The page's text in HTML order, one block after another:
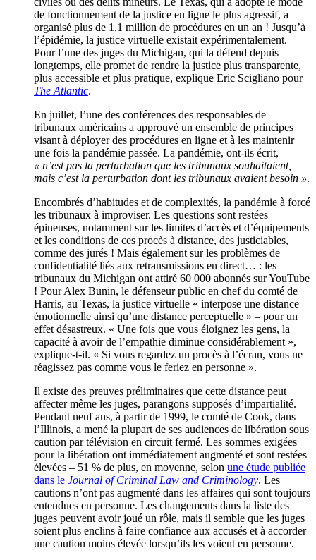
de fonctionnement de la justice en ligne le plus agressif, a
organisé plus de 1,1 million de procédures en un an ! Jusqu’à
l’épidémie, la justice virtuelle existait expérimentalement.
Pour l’une des juges du Michigan, qui la défend depuis
longtemps, elle promet de rendre la justice plus transparente,
plus accessible et plus pratique, explique Eric Scigliano pour
The Atlantic.
En juillet, l’une des conférences des responsables de
tribunaux américains a approuvé un ensemble de principes
visant à déployer des procédures en ligne et à les maintenir
une fois la pandémie passée. La pandémie, ont-ils écrit,
« n’est pas la perturbation que les tribunaux souhaitaient,
mais c’est la perturbation dont les tribunaux avaient besoin ».
Encombrés d’habitudes et de complexités, la pandémie à forcé
les tribunaux à improviser. Les questions sont restées
épineuses, notamment sur les limites d’accès et d’équipements
et les conditions de ces procès à distance, des justiciables,
comme des jurés ! Mais également sur les problèmes de
confidentialité liés aux retransmissions en direct… : les
tribunaux du Michigan ont attiré 60 000 abonnés sur YouTube
! Pour Alex Bunin, le défenseur public en chef du comté de
Harris, au Texas, la justice virtuelle « interpose une distance
émotionnelle ainsi qu’une distance perceptuelle » – pour un
effet désastreux. « Une fois que vous éloignez les gens, la
capacité à avoir de l’empathie diminue considérablement »,
explique-t-il. « Si vous regardez un procès à l’écran, vous ne
réagissez pas comme vous le feriez en personne ».
Il existe des preuves préliminaires que cette distance peut
affecter même les juges, parangons supposés d’impartialité.
Pendant neuf ans, à partir de 1999, le comté de Cook, dans
l’Illinois, a mené la plupart de ses audiences de libération sous
caution par télévision en circuit fermé. Les sommes exigées
pour la libération ont immédiatement augmenté et sont restées
élevées – 51 % de plus, en moyenne, selon une étude publiée
dans le Journal of Criminal Law and Criminology. Les
cautions n’ont pas augmenté dans les affaires qui sont toujours
entendues en personne. Les changements dans la liste des
juges peuvent avoir joué un rôle, mais il semble que les juges
soient plus enclins à faire confiance aux accusés et à accorder
une caution moins élevée lorsqu’ils les voient en personne.